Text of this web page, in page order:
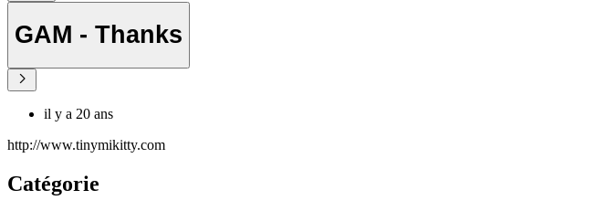
GAM - Thanks
il y a 20 ans
http://www.tinymikitty.com
Catégorie